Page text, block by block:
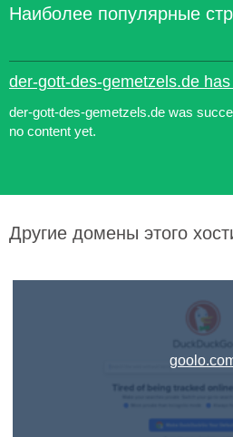
Наиболее популярные
der-gott-des-gemetzels.de
der-gott-des-gemetzels.de was
no content yet.
Другие домены этого